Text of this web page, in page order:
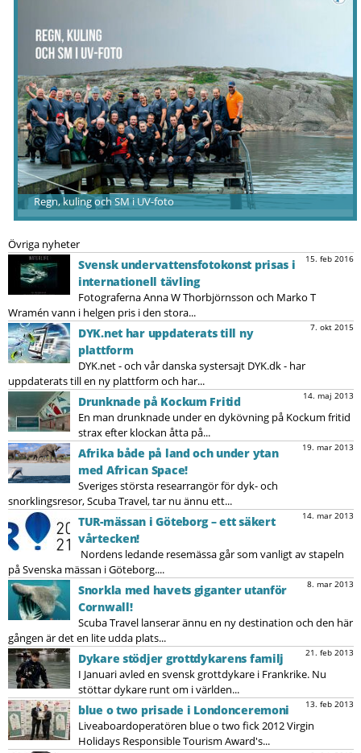
Regn, kuling och SM i UV-foto
Övriga nyheter
15. feb 2016
Svensk undervattensfotokonst prisas i
internationell tävling
Fotograferna Anna W Thorbjörnsson och Marko T
Wramén vann i helgen pris i den stora...
7. okt 2015
DYK.net har uppdaterats till ny
plattform
DYK.net - och vår danska systersajt DYK.dk - har
uppdaterats till en ny plattform och har...
14. maj 2013
Drunknade på Kockum Fritid
En man drunknade under en dykövning på Kockum fritid
strax efter klockan åtta på...
19. mar 2013
Afrika både på land och under ytan
med African Space!
Sveriges största researrangör för dyk- och
snorklingsresor, Scuba Travel, tar nu ännu ett...
14. mar 2013
TUR-mässan i Göteborg – ett säkert
vårtecken!
Nordens ledande resemässa går som vanligt av stapeln
på Svenska mässan i Göteborg....
8. mar 2013
Snorkla med havets giganter utanför
Cornwall!
Scuba Travel lanserar ännu en ny destination och den här
gången är det en lite udda plats...
21. feb 2013
Dykare stödjer grottdykarens familj
I Januari avled en svensk grottdykare i Frankrike. Nu
stöttar dykare runt om i världen...
13. feb 2013
blue o two prisade i Londonceremoni
Liveaboardoperatören blue o two fick 2012 Virgin
Holidays Responsible Tourism Award's...